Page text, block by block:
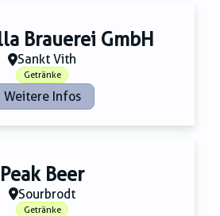
Brauerei GmbH
Sankt Vith
Getränke
Weitere Infos
Peak Beer
Sourbrodt
Getränke